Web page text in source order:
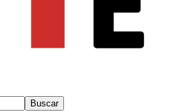
Buscar